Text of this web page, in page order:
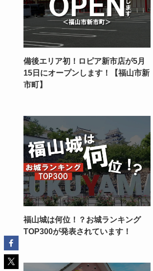
備後エリア初！ロピア新市店が5月
15日にオープンします！【福山市新
市町】
福山城は何位！？お城ランキング
TOP300が発表されています！